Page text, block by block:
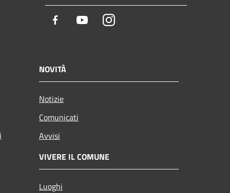
Facebook YoutubeInstagram
NOVITÀ
Notizie
Comunicati
Avvisi
VIVERE IL COMUNE
Luoghi